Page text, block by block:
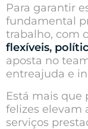
Para garantir
fundamental
trabalho, com
flexíveis,
aposta no
entreajuda e
Está mais que
felizes elevam
serviços